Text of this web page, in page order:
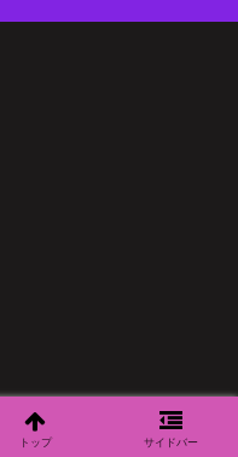
トップ サイドバー